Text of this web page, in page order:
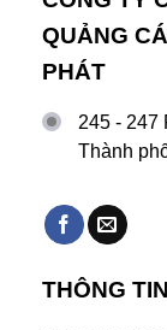
QUẢNG
PHÁT
245 -
Thành
THÔNG